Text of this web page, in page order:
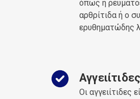
όπως η
αρθρίτιδα ή ο
ερυθηματώδης
Αγγειίτιδες
Οι αγγειίτιδες